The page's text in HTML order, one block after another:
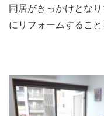
同居がきっかけとな
にリフォームすること